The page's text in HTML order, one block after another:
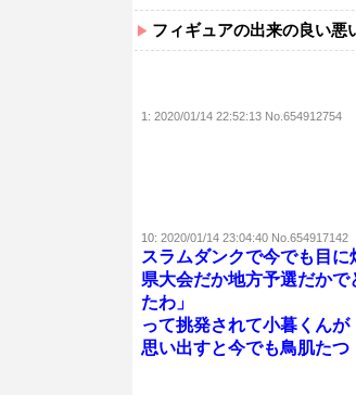
フィギュアの出来の良い悪
1: 2020/01/14 22:52:13 No.654912754
10: 2020/01/14 23:04:40 No.654917142
スラムダンクで今でも目
県大会だか地方予選だか
たわ」
って挑発されて小暮くん
思い出すと今でも鳥肌たつ